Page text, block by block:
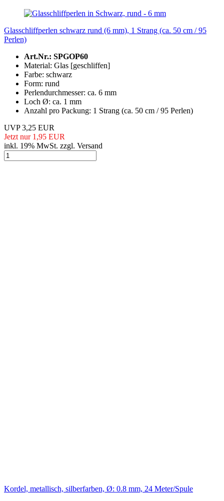
Glasschliffperlen schwarz rund (6 mm), 1 Strang (ca. 50 cm / 95
Perlen)
Art.Nr.: SPGOP60
Material: Glas [geschliffen]
Farbe: schwarz
Form: rund
Perlendurchmesser: ca. 6 mm
Loch Ø: ca. 1 mm
Anzahl pro Packung: 1 Strang (ca. 50 cm / 95 Perlen)
UVP 3,25 EUR
Jetzt nur 1,95 EUR
inkl. 19% MwSt. zzgl. Versand
Kordel, metallisch, silberfarben, Ø: 0.8 mm, 24 Meter/Spule